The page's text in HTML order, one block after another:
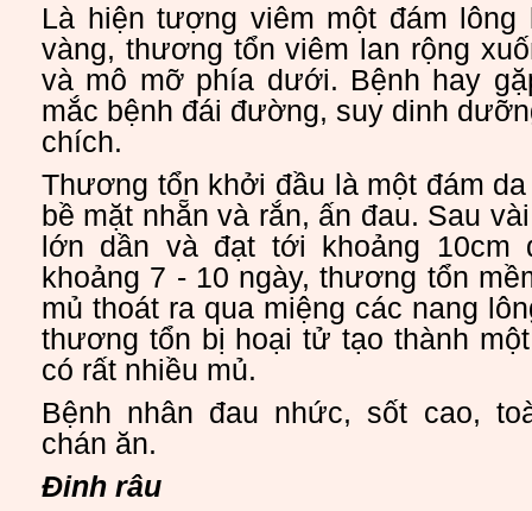
Là hiện tượng viêm một đám
vàng, thương tổn viêm lan rộng
và mô mỡ phía dưới. Bệnh hay
mắc bệnh đái đường, suy dinh
chích.
Thương tổn khởi đầu là một đám
bề mặt nhẵn và rắn, ấn đau. Sau
lớn dần và đạt tới khoảng 10cm
khoảng 7 - 10 ngày, thương tổn
mủ thoát ra qua miệng các nang
thương tổn bị hoại tử tạo thành
có rất nhiều mủ.
Bệnh nhân đau nhức, sốt cao,
chán ăn.
Đinh râu